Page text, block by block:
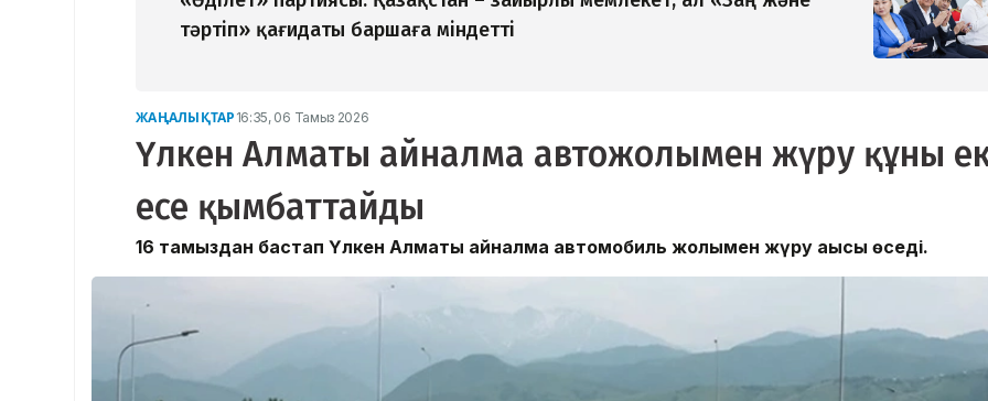
тәртіп» қағидаты баршаға міндетті
ЖАҢАЛЫҚТАР 16:35, 06 Тамыз 2026
Үлкен Алматы айналма автожолымен жүру құны
есе қымбаттайды
16 тамыздан бастап Үлкен Алматы айналма автомобиль жолымен жүру ақысы өседі.